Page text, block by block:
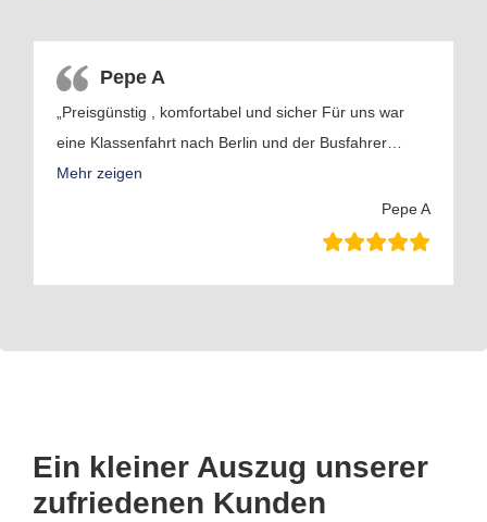
Pepe A
„Preisgünstig , komfortabel und sicher Für uns war
eine Klassenfahrt nach Berlin und der Busfahrer…
Mehr zeigen
Pepe A
Ein kleiner Auszug unserer
zufriedenen Kunden